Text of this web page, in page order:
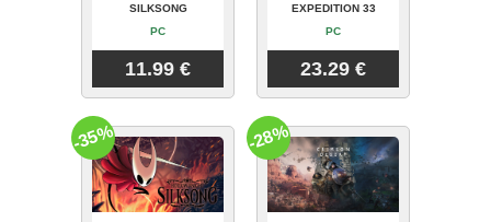
SILKSONG
PC
11.99 €
EXPEDITION 33
PC
23.29 €
-35% -28%